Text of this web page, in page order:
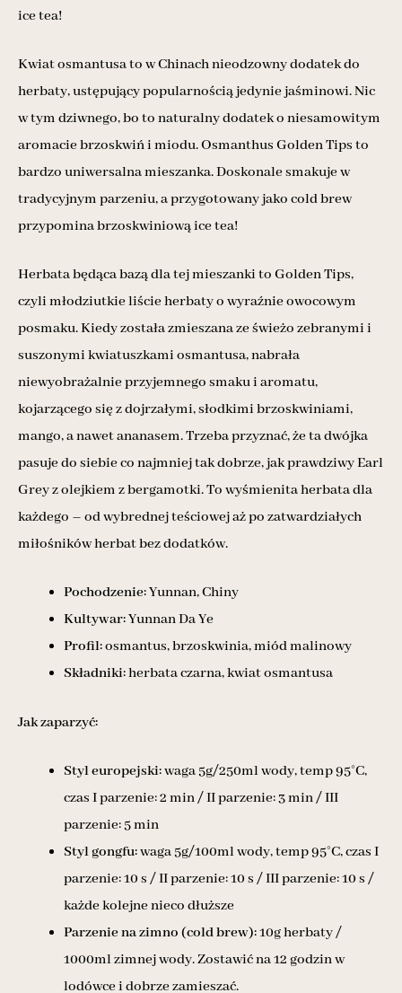
ice tea!
Kwiat osmantusa to w Chinach nieodzowny dodatek do
herbaty, ustępujący popularnością jedynie jaśminowi. Nic
w tym dziwnego, bo to naturalny dodatek o niesamowitym
aromacie brzoskwiń i miodu. Osmanthus Golden Tips to
bardzo uniwersalna mieszanka. Doskonale smakuje w
tradycyjnym parzeniu, a przygotowany jako cold brew
przypomina brzoskwiniową ice tea!
Herbata będąca bazą dla tej mieszanki to Golden Tips,
czyli młodziutkie liście herbaty o wyraźnie owocowym
posmaku. Kiedy została zmieszana ze świeżo zebranymi i
suszonymi kwiatuszkami osmantusa, nabrała
niewyobrażalnie przyjemnego smaku i aromatu,
kojarzącego się z dojrzałymi, słodkimi brzoskwiniami,
mango, a nawet ananasem. Trzeba przyznać, że ta dwójka
pasuje do siebie co najmniej tak dobrze, jak prawdziwy Earl
Grey z olejkiem z bergamotki. To wyśmienita herbata dla
każdego – od wybrednej teściowej aż po zatwardziałych
miłośników herbat bez dodatków.
Pochodzenie:Yunnan, Chiny
Kultywar:Yunnan Da Ye
Profil:osmantus, brzoskwinia, miód malinowy
Składniki:herbata czarna, kwiat osmantusa
Jak zaparzyć:
Styl europejski:waga 5g/250ml wody, temp 95°C,
czas I parzenie: 2 min / II parzenie: 3 min / III
parzenie: 5 min
Styl gongfu:waga 5g/100ml wody, temp 95°C, czas I
parzenie: 10 s / II parzenie: 10 s / III parzenie: 10 s /
każde kolejne nieco dłuższe
Parzenie na zimno (cold brew):10g herbaty /
1000ml zimnej wody. Zostawić na 12 godzin w
lodówce i dobrze zamieszać.